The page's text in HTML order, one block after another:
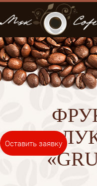
Оставить заявку